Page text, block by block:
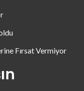
Fırsat Vermiyor